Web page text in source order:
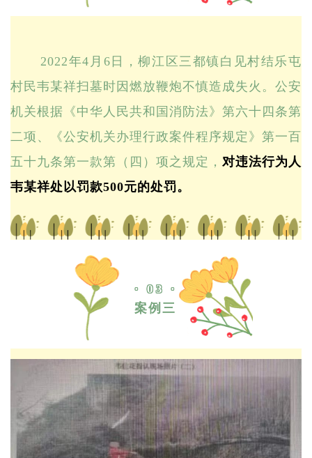
2022年4月6日，柳江区三都镇白见村结乐屯
村民韦某祥扫墓时因燃放鞭炮不慎造成失火。公安
机关根据《中华人民共和国消防法》第六十四条第
二项、《公安机关办理行政案件程序规定》第一百
五十九条第一款第（四）项之规定， 对违法行为人
韦某祥处以罚款500元的处罚。
· 03 ·
案例三